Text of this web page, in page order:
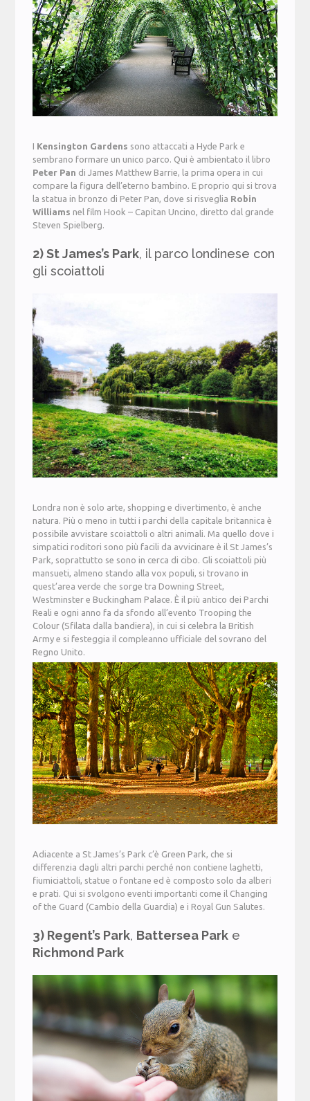
I Kensington Gardens sono attaccati a Hyde Park e
sembrano formare un unico parco. Qui è ambientato il libro
Peter Pan di James Matthew Barrie, la prima opera in cui
compare la figura dell’eterno bambino. E proprio qui si trova
la statua in bronzo di Peter Pan, dove si risveglia Robin
Williams nel film Hook – Capitan Uncino, diretto dal grande
Steven Spielberg.
2) St James’s Park, il parco londinese con
gli scoiattoli
Londra non è solo arte, shopping e divertimento, è anche
natura. Più o meno in tutti i parchi della capitale britannica è
possibile avvistare scoiattoli o altri animali. Ma quello dove i
simpatici roditori sono più facili da avvicinare è il St James’s
Park, soprattutto se sono in cerca di cibo. Gli scoiattoli più
mansueti, almeno stando alla vox populi, si trovano in
quest’area verde che sorge tra Downing Street,
Westminster e Buckingham Palace. È il più antico dei Parchi
Reali e ogni anno fa da sfondo all’evento Trooping the
Colour (Sfilata dalla bandiera), in cui si celebra la British
Army e si festeggia il compleanno ufficiale del sovrano del
Regno Unito.
Adiacente a St James’s Park c’è Green Park, che si
differenzia dagli altri parchi perché non contiene laghetti,
fiumiciattoli, statue o fontane ed è composto solo da alberi
e prati. Qui si svolgono eventi importanti come il Changing
of the Guard (Cambio della Guardia) e i Royal Gun Salutes.
3) Regent’s Park, Battersea Park e
Richmond Park